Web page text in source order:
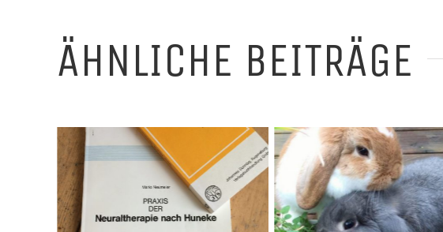
ÄHNLICHE BEITRÄGE